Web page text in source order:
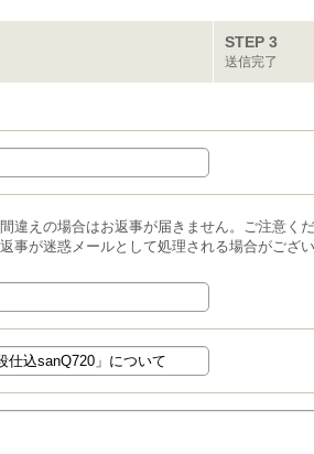
STEP 3
送信完了
違えの場合はお返事が届きません。ご注意くだ
事が迷惑メールとして処理される場合がござ